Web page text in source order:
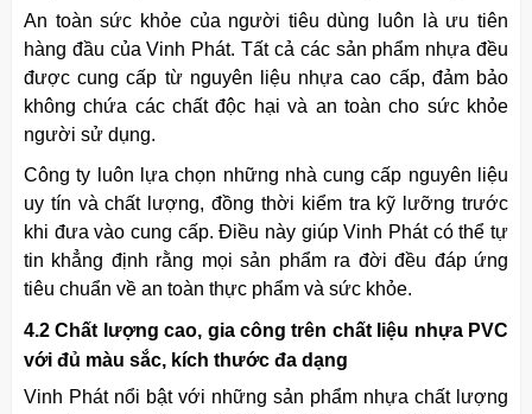
An toàn sức khỏe của người tiêu dùng luôn là ưu tiên
hàng đầu của Vinh Phát. Tất cả các sản phẩm nhựa đều
được cung cấp từ nguyên liệu nhựa cao cấp, đảm bảo
không chứa các chất độc hại và an toàn cho sức khỏe
người sử dụng.
Công ty luôn lựa chọn những nhà cung cấp nguyên liệu
uy tín và chất lượng, đồng thời kiểm tra kỹ lưỡng trước
khi đưa vào cung cấp. Điều này giúp Vinh Phát có thể tự
tin khẳng định rằng mọi sản phẩm ra đời đều đáp ứng
tiêu chuẩn về an toàn thực phẩm và sức khỏe.
4.2 Chất lượng cao, gia công trên chất liệu nhựa PVC
với đủ màu sắc, kích thước đa dạng
Vinh Phát nổi bật với những sản phẩm nhựa chất lượng